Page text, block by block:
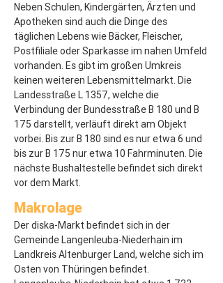
Neben Schulen, Kindergärten, Ärzten und
Apotheken sind auch die Dinge des
täglichen Lebens wie Bäcker, Fleischer,
Postfiliale oder Sparkasse im nahen Umfeld
vorhanden. Es gibt im großen Umkreis
keinen weiteren Lebensmittelmarkt. Die
Landesstraße L 1357, welche die
Verbindung der Bundesstraße B 180 und B
175 darstellt, verläuft direkt am Objekt
vorbei. Bis zur B 180 sind es nur etwa 6 und
bis zur B 175 nur etwa 10 Fahrminuten. Die
nächste Bushaltestelle befindet sich direkt
vor dem Markt.
Makrolage
Der diska-Markt befindet sich in der
Gemeinde Langenleuba-Niederhain im
Landkreis Altenburger Land, welche sich im
Osten von Thüringen befindet.